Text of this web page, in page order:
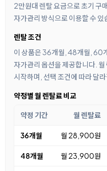
2만원대 렌탈 요금으로 초기 구
자가관리 방식으로 이용할 수 있
렌탈 조건
이 상품은 36개월, 48개월, 60
자가관리 옵션을 제공합니다.
시작하며, 선택 조건에 따라 달
약정별 월 렌탈료 비교
약정 기간 월 렌탈료
36개월 월 28,900원
48개월 월 23,900원